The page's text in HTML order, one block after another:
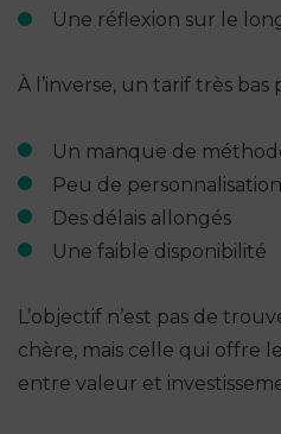
Une réflexion sur le
À l’inverse, un tarif très
Un manque de
Peu de personnalisation
Des délais allongés
Une faible disponibilité
L’objectif n’est pas de
chère, mais celle qui offre
entre valeur et